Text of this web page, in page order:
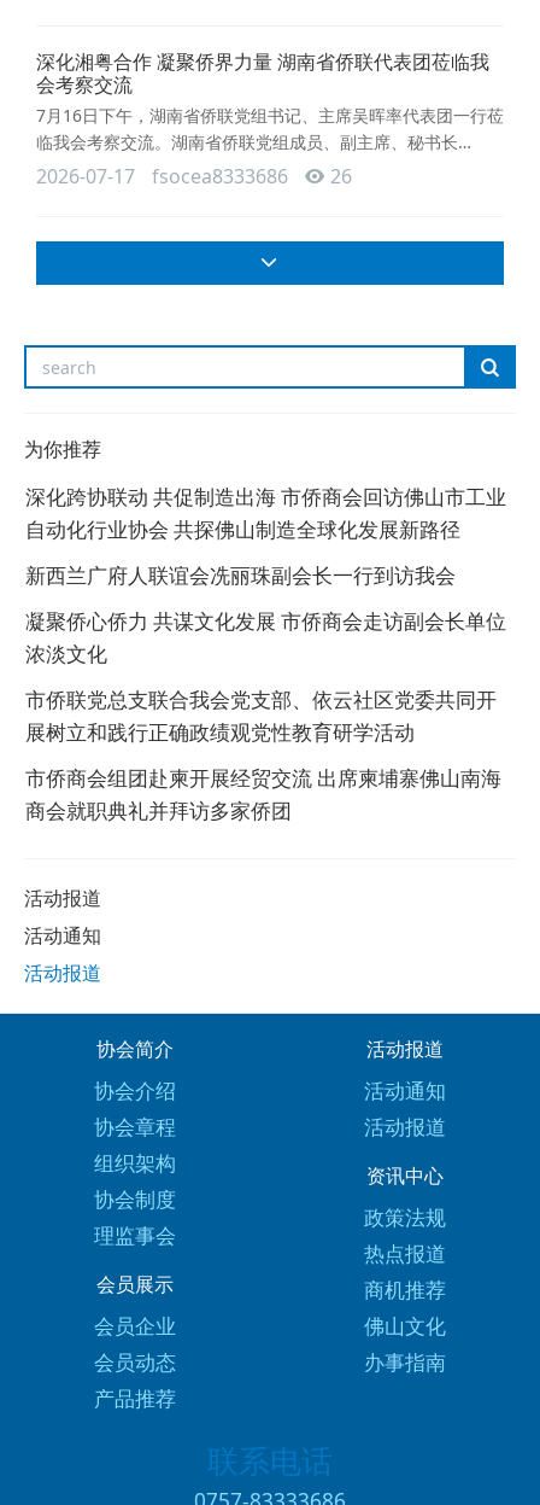
新能源、电子制造、建材配套等产业链条。本次展会规格层次
高、官方背书强。开幕式主论坛上，柬埔寨工业科学技术与创
新部部长韩万
深化湘粤合作 凝聚侨界力量 湖南省侨联代表团莅临我
会考察交流
7月16日下午，湖南省侨联党组书记、主席吴晖率代表团一行莅
临我会考察交流。湖南省侨联党组成员、副主席、秘书长
（兼）黄重华，郴州、娄底市侨联及开发区负责人等参加考
待，双方围绕侨商会组织建设、资源互通、经贸合作等议题深
入交流，共叙桑梓情谊，共绘合作蓝图。座谈会上，佛山市侨
2026-07-17 fsocea8333686 26
为你推荐
深化跨协联动 共促制造出海 市侨商会回访佛山市工业
自动化行业协会 共探佛山制造全球化发展新路径
新西兰广府人联谊会冼丽珠副会长一行到访我会
凝聚侨心侨力 共谋文化发展 市侨商会走访副会长单位
浓淡文化
市侨联党总支联合我会党支部、依云社区党委共同开
展树立和践行正确政绩观党性教育研学活动
市侨商会组团赴柬开展经贸交流 出席柬埔寨佛山南海
商会就职典礼并拜访多家侨团
活动报道
活动通知
活动报道
协会简介
协会介绍
协会章程
组织架构
协会制度
理监事会
活动报道
活动通知
活动报道
资讯中心
政策法规
热点报道
商机推荐
佛山文化
办事指南
会员展示
会员企业
会员动态
产品推荐
联系电话